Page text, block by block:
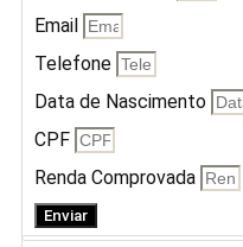
Email
Telefone
Data de Nascimento
CPF
Renda Comprovada
Enviar